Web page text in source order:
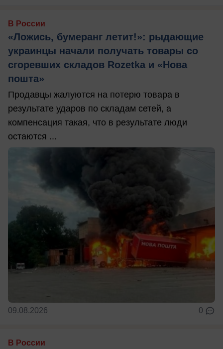
В России
«Ложись, бумеранг летит!»: рыдающие
украинцы начали получать товары со
сгоревших складов Rozetka и «Нова
пошта»
Продавцы жалуются на потерю товара в
результате ударов по складам сетей, а
компенсация такая, что в результате люди
остаются ...
09.08.2026 0
В России